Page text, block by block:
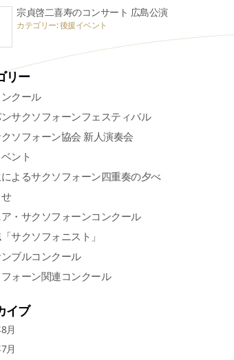
宗貞啓二喜寿のコンサート 広島公演
カテゴリー: 後援イベント
リー
クール
サクソフォーンフェスティバル
ソフォーン協会 新人演奏会
ント
よるサクソフォーン四重奏の夕べ
・サクソフォーンコンクール
サクソフォニスト」
ブルコンクール
ォーン関連コンクール
イブ
月
月